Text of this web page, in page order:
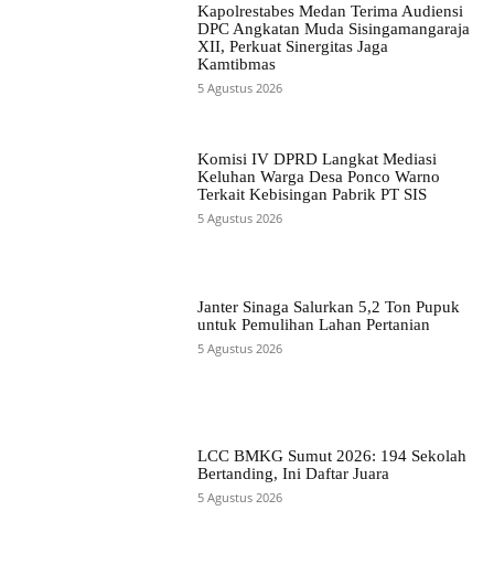
Kapolrestabes Medan Terima Audiensi
DPC Angkatan Muda Sisingamangaraja
XII, Perkuat Sinergitas Jaga
Kamtibmas
5 Agustus 2026
Komisi IV DPRD Langkat Mediasi
Keluhan Warga Desa Ponco Warno
Terkait Kebisingan Pabrik PT SIS
5 Agustus 2026
Janter Sinaga Salurkan 5,2 Ton Pupuk
untuk Pemulihan Lahan Pertanian
5 Agustus 2026
LCC BMKG Sumut 2026: 194 Sekolah
Bertanding, Ini Daftar Juara
5 Agustus 2026